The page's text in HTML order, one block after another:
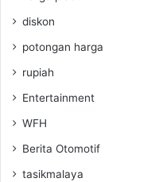
diskon
potongan harga
rupiah
Entertainment
WFH
Berita Otomotif
tasikmalaya